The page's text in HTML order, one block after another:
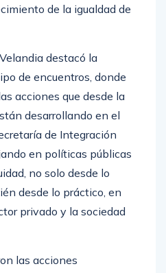
de la igualdad de
destacó la
de encuentros, donde
acciones que desde la
desarrollando en el
de Integración
en políticas públicas
no solo desde lo
desde lo práctico, en
privado y la sociedad
las acciones